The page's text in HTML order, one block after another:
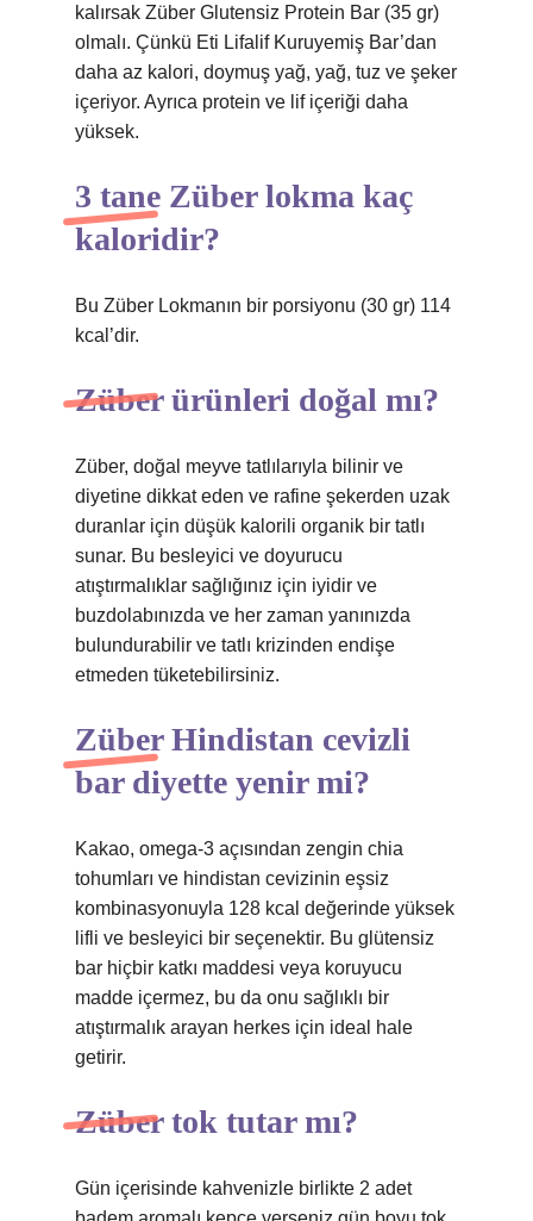
kalırsak Züber Glutensiz Protein Bar (35 gr)
olmalı. Çünkü Eti Lifalif Kuruyemiş Bar’dan
daha az kalori, doymuş yağ, yağ, tuz ve şeker
içeriyor. Ayrıca protein ve lif içeriği daha
yüksek.
3 tane Züber lokma kaç
kaloridir?
Bu Züber Lokmanın bir porsiyonu (30 gr) 114
kcal’dir.
Züber ürünleri doğal mı?
Züber, doğal meyve tatlılarıyla bilinir ve
diyetine dikkat eden ve rafine şekerden uzak
duranlar için düşük kalorili organik bir tatlı
sunar. Bu besleyici ve doyurucu
atıştırmalıklar sağlığınız için iyidir ve
buzdolabınızda ve her zaman yanınızda
bulundurabilir ve tatlı krizinden endişe
etmeden tüketebilirsiniz.
Züber Hindistan cevizli
bar diyette yenir mi?
Kakao, omega-3 açısından zengin chia
tohumları ve hindistan cevizinin eşsiz
kombinasyonuyla 128 kcal değerinde yüksek
lifli ve besleyici bir seçenektir. Bu glütensiz
bar hiçbir katkı maddesi veya koruyucu
madde içermez, bu da onu sağlıklı bir
atıştırmalık arayan herkes için ideal hale
getirir.
Züber tok tutar mı?
Gün içerisinde kahvenizle birlikte 2 adet